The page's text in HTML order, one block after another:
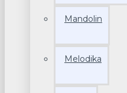
Mandolin
Melodika